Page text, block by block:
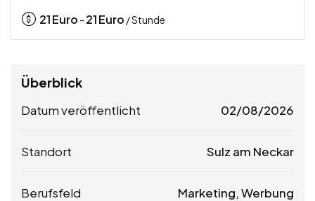
21Euro - 21Euro / Stunde
Überblick
Datum veröffentlicht 02/08/2026
Standort Sulz am Neckar
Berufsfeld Marketing, Werbung